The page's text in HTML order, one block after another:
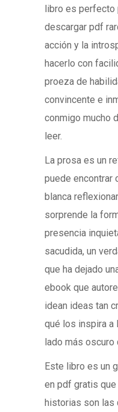
libro es perfecto
descargar pdf
acción y la
hacerlo con
proeza de
convincente e
conmigo mucho
leer.
La prosa es un
puede encontrar
blanca
sorprende la
presencia
sacudida, un
que ha dejado
ebook que
idean ideas tan
qué los inspira a
lado más oscuro
Este libro es un
en pdf gratis
historias son las